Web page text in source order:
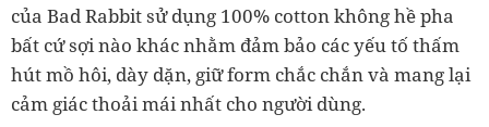
của Bad Rabbit sử dụng 100% cotton không hề pha
bất cứ sợi nào khác nhằm đảm bảo các yếu tố thấm
hút mồ hôi, dày dặn, giữ form chắc chắn và mang lại
cảm giác thoải mái nhất cho người dùng.